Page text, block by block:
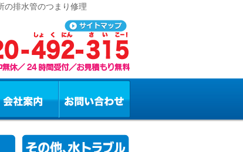
の排水管のつまり修理